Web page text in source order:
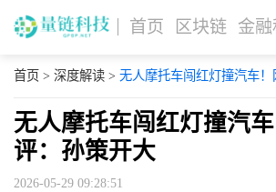
首页 区块链 金
首页 > 深度解读> 无人摩托车闯红灯撞汽车
无人摩托车闯红灯撞汽
评：孙策开大
2026-05-29 09:28:51